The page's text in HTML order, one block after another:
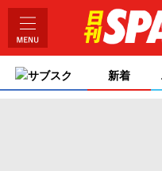
サブスク 新着